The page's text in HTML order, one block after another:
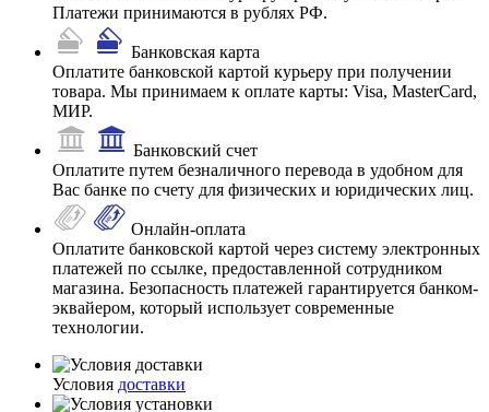
Платежи принимаются в рублях РФ.
Банковская карта
Оплатите банковской картой курьеру при получении
товара. Мы принимаем к оплате карты: Visa, MasterCard,
МИР.
Банковский счет
Оплатите путем безналичного перевода в удобном для
Вас банке по счету для физических и юридических лиц.
Онлайн-оплата
Оплатите банковской картой через систему электронных
платежей по ссылке, предоставленной сотрудником
магазина. Безопасность платежей гарантируется банком-
эквайером, который использует современные
технологии.
Условия доставки